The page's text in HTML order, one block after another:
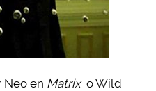
Neo en Matrix o Wild